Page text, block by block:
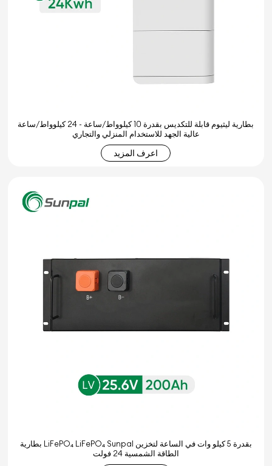
بطارية ليثيوم قابلة للتكديس بقدرة 10 كيلوواط/ساعة - 24 كيلوواط/ساعة
عالية الجهد للاستخدام المنزلي والتجاري
اعرف المزيد
بطارية LiFePO₄ LiFePO₄ Sunpal بقدرة 5 كيلو وات في الساعة لتخزين
الطاقة الشمسية 24 فولت